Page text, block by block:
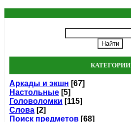
КАТЕГОРИИ
Аркады и экшн [67]
Настольные [5]
Головоломки [115]
Слова [2]
Поиск предметов [68]